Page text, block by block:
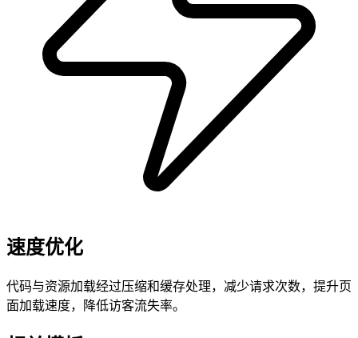
速度优化
代码与资源加载经过压缩和缓存处理，减少请求次数，提升页
面加载速度，降低访客流失率。